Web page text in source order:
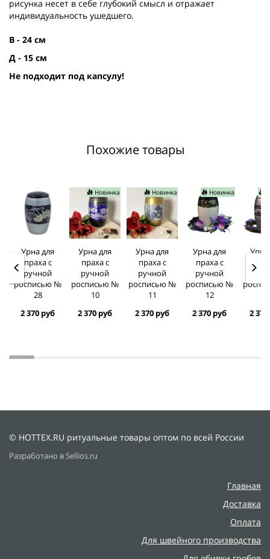
рисунка несет в себе глубокий смысл и отражает
индивидуальность ушедшего.
В - 24 см
Д - 15 см
Не подходит под капсулу!
Похожие товары
Урна для
праха с
ручной
росписью №
28
2 370 руб
Новинка
Урна для
праха с
ручной
росписью №
10
2 370 руб
Новинка
Урна для
праха с
ручной
росписью №
11
2 370 руб
Новинка
Урна для
праха с
ручной
росписью №
12
2 370 руб
Урна
2
© HOTTEX.RU ритуальные товары оптом по всей России
Разработано в Sellios.ru
Главная
Доставка
Оплата
Для швейного производства